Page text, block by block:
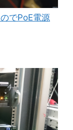
でPoE電源